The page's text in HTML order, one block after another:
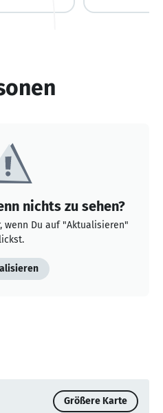
nichts zu sehen?
Du auf "Aktualisieren"
Größere Karte